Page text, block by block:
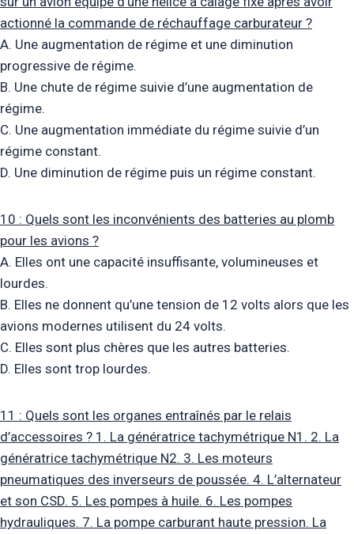
actionné la commande de réchauffage carburateur ?
A. Une augmentation de régime et une diminution
progressive de régime.
B. Une chute de régime suivie d’une augmentation de
régime.
C. Une augmentation immédiate du régime suivie d’un
régime constant.
D. Une diminution de régime puis un régime constant.
10 : Quels sont les inconvénients des batteries au plomb
pour les avions ?
A. Elles ont une capacité insuffisante, volumineuses et
lourdes.
B. Elles ne donnent qu’une tension de 12 volts alors que les
avions modernes utilisent du 24 volts.
C. Elles sont plus chères que les autres batteries.
D. Elles sont trop lourdes.
11 : Quels sont les organes entraînés par le relais
d’accessoires ? 1. La génératrice tachymétrique N1. 2. La
génératrice tachymétrique N2. 3. Les moteurs
pneumatiques des inverseurs de poussée. 4. L’alternateur
et son CSD. 5. Les pompes à huile. 6. Les pompes
hydrauliques. 7. La pompe carburant haute pression. La